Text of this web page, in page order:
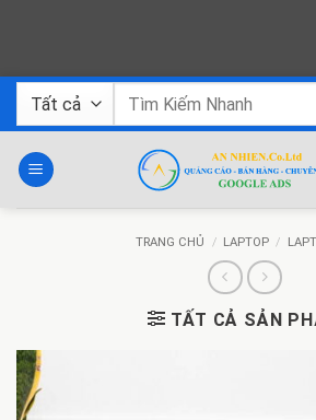
Bỏ
dung
Tìm
TRANG CHỦ / LAPTOP /
TẤT CẢ SẢN